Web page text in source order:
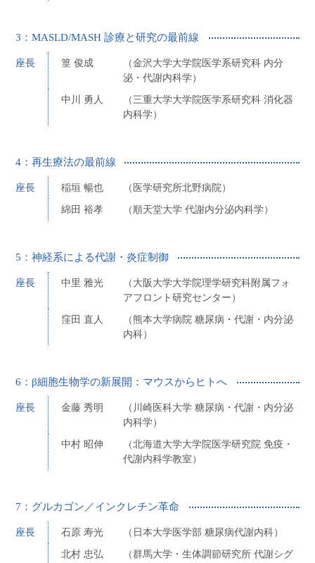
3：MASLD/MASH 診療と研究の最前線
座長 篁 俊成
（金沢大学大学院医学系研究科 内分
泌・代謝内科学）
中川 勇人
（三重大学大学院医学系研究科 消化器
内科学）
4：再生療法の最前線
座長 稲垣 暢也 （医学研究所北野病院）
綿田 裕孝 （順天堂大学 代謝内分泌内科学）
5：神経系による代謝・炎症制御
座長 中里 雅光
（大阪大学大学院理学研究科附属フォ
アフロント研究センター）
窪田 直人
（熊本大学病院 糖尿病・代謝・内分泌
内科）
6：β細胞生物学の新展開：マウスからヒトへ
座長 金藤 秀明
（川崎医科大学 糖尿病・代謝・内分泌
内科学）
中村 昭伸
（北海道大学大学院医学研究院 免疫・
代謝内科学教室）
7：グルカゴン／インクレチン革命
座長 石原 寿光 （日本大学医学部 糖尿病代謝内科）
北村 忠弘
（群馬大学・生体調節研究所 代謝シグ